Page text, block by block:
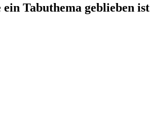
Tabuthema geblieben ist